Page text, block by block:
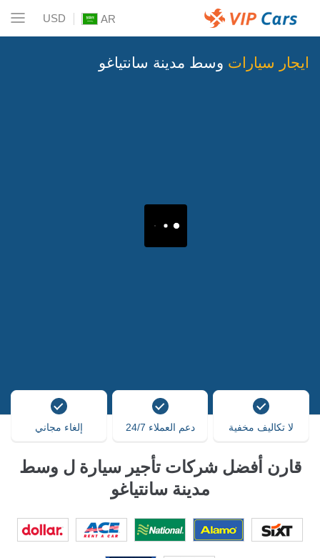
AR
USD
ايجار سيارات وسط مدينة سانتياغو
لا تكاليف مخفية دعم العملاء 24/7 إلغاء مجاني
قارن أفضل شركات تأجير سيارة ل وسط
مدينة سانتياغو